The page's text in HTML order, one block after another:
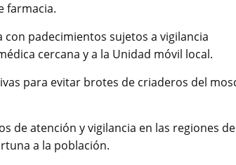
farmacia.
padecimientos sujetos a vigilancia
cercana y a la Unidad móvil local.
para evitar brotes de criaderos del
de atención y vigilancia en las regiones de
a la población.